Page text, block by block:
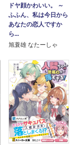
ドヤ顔かわいい。 ～
ふふん、私は今日から
あなたの恋人ですか
ら...
旭蓑雄 なたーしゃ